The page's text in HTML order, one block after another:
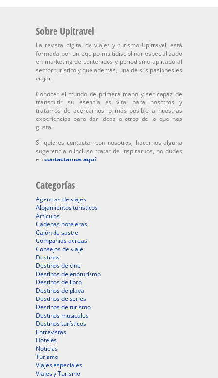
Sobre Upitravel
La revista digital de viajes y turismo Upitravel, está
formada por un equipo multidisciplinar especializado
en marketing de contenidos y periodismo aplicado al
sector turístico y que además, una de sus pasiones es
viajar.
Conocer el mundo de primera mano y ser capaz de
transmitir su esencia es vital para nosotros y
tratamos de acercarnos lo más posible a nuestras
experiencias para dar ideas a otros de lo que nos
gusta.
Si quieres contactar con nosotros, hacernos alguna
sugerencia o incluso tratar de inspirarnos, no dudes
encontactarnos aquí.
Categorías
Agencias de viajes
Alojamientos turísticos
Artículos
Cadenas hoteleras
Cajón de sastre
Compañías aéreas
Consejos de viaje
Destinos
Destinos de cine
Destinos de enoturismo
Destinos de libro
Destinos de playa
Destinos de series
Destinos de turismo
Destinos musicales
Destinos turísticos
Entrevistas
Hoteles
Noticias
Turismo
Viajes especiales
Viajes y Turismo